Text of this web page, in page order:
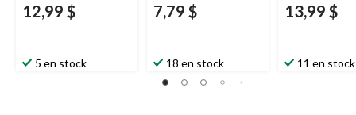
12,99 $
5 en stock
7,79 $
18 en stock
13,99 $
11 en stock